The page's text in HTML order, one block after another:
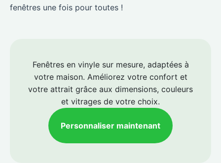
fenêtres une fois pour toutes !
Fenêtres en vinyle sur mesure, adaptées à
votre maison. Améliorez votre confort et
votre attrait grâce aux dimensions, couleurs
et vitrages de votre choix.
Personnaliser maintenant